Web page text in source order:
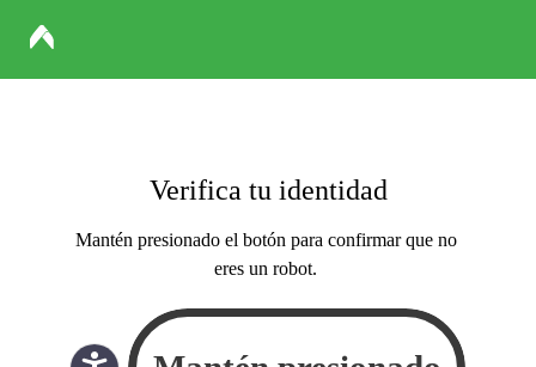
Verifica tu identidad
Mantén presionado el botón para confirmar que no
eres un robot.